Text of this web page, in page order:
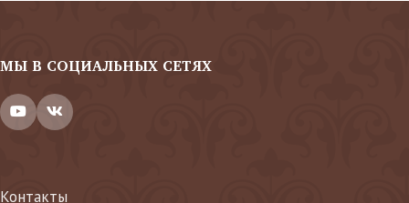
МЫ В СОЦИАЛЬНЫХ СЕТЯХ
Контакты